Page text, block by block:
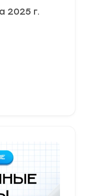
2025 г.